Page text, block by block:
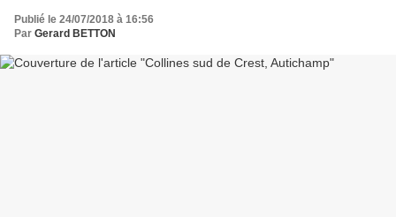
Publié le 24/07/2018 à 16:56
Par Gerard BETTON